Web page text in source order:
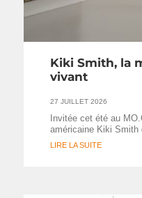
Kiki Smith, la
vivant
27 JUILLET 2026
Invitée cet été au
américaine Kiki Smith
LIRE LA SUITE